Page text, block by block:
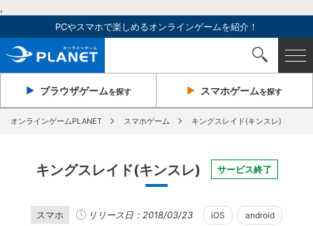
,
PCやスマホで楽しめるオンラインゲームを紹介！
ブラウザゲームを探す スマホゲームを探す
オンラインゲームPLANET スマホゲーム キングスレイド(キンスレ)
キングスレイド(キンスレ) サービス終了
スマホ リリース日：2018/03/23 iOS android